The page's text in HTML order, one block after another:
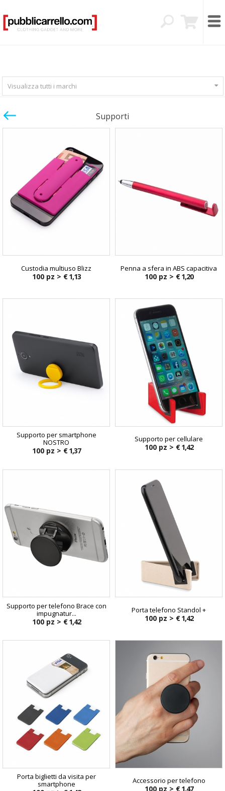
Visualizza tutti i marchi
Supporti
Custodia multiuso Blizz
100 pz > € 1,13
Penna a sfera in ABS capacitiva
100 pz > € 1,20
Supporto per smartphone
NOSTRO
100 pz > € 1,37
Supporto per cellulare
100 pz > € 1,42
Supporto per telefono Brace con
impugnatur...
100 pz > € 1,42
Porta telefono Standol +
100 pz > € 1,42
Porta biglietti da visita per
smartphone
Accessorio per telefono
100 pz > € 1,47